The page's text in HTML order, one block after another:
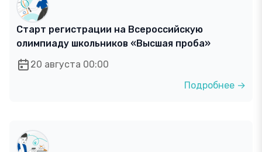
Старт регистрации на Всероссийскую
олимпиаду школьников «Высшая проба»
20 августа 00:00
Подробнее →